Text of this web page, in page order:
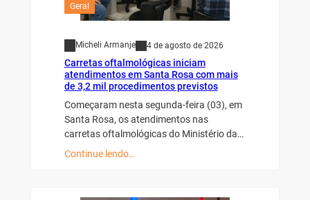
Geral
Micheli Armanje 4 de agosto de 2026
Carretas oftalmológicas iniciam
atendimentos em Santa Rosa com mais
de 3,2 mil procedimentos previstos
Começaram nesta segunda-feira (03), em
Santa Rosa, os atendimentos nas
carretas oftalmológicas do Ministério da…
Continue lendo…